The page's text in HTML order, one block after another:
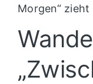
Blaulicht
Sport
Morgen“